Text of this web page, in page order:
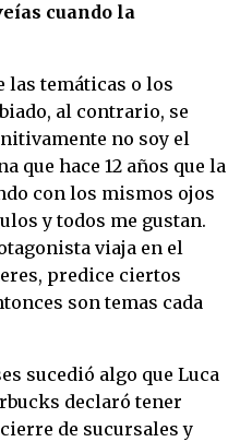
cuando la
las temáticas o los
al contrario, se
no soy el
que hace 12 años que la
con los mismos ojos
y todos me gustan.
viaja en el
predice ciertos
son temas cada
sucedió algo que Luca
declaró tener
de sucursales y